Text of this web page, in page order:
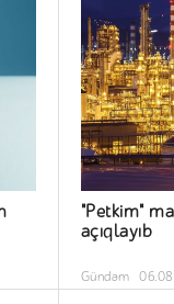
"Petkim"
açıqlayıb
Gündəm